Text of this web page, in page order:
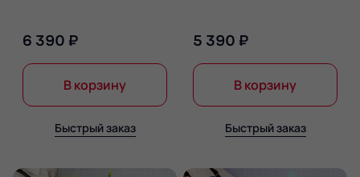
6 390 ₽
В корзину
Быстрый заказ
5 390 ₽
В корзину
Быстрый заказ